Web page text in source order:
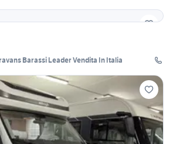
Barassi Leader Vendita In Italia